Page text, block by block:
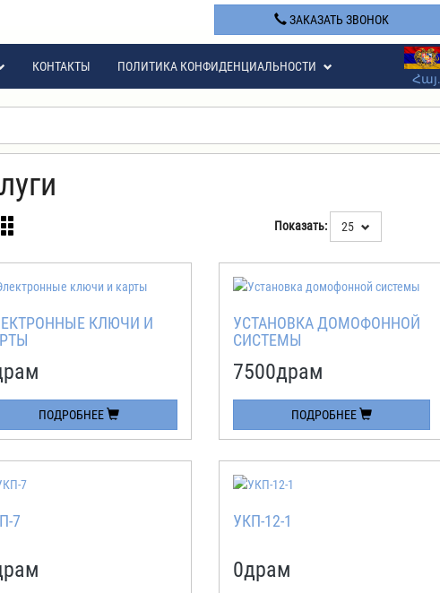
ЗАКАЗАТЬ ЗВОНОК
КОНТАКТЫ
ПОЛИТИКА КОНФИДЕНЦИАЛЬНОСТИ
Հայ.
Показать: 25
КЛЮЧИ И
ПОДРОБНЕЕ
УСТАНОВКА ДОМОФОННОЙ
СИСТЕМЫ
7500драм
ПОДРОБНЕЕ
7 УКП-12-1
0драм